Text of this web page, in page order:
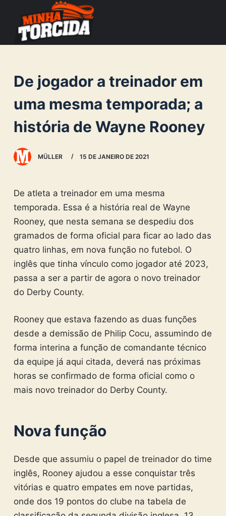
o
e
De jogador a treinador em
uma mesma temporada; a
história de Wayne Rooney
MÜLLER 15 DE JANEIRO DE 2021
De atleta a treinador em uma mesma
temporada. Essa é a história real de Wayne
Rooney, que nesta semana se despediu dos
gramados de forma oficial para ficar ao lado das
quatro linhas, em nova função no futebol. O
inglês que tinha vínculo como jogador até 2023,
passa a ser a partir de agora o novo treinador
do Derby County.
Rooney que estava fazendo as duas funções
desde a demissão de Philip Cocu, assumindo de
forma interina a função de comandante técnico
da equipe já aqui citada, deverá nas próximas
horas se confirmado de forma oficial como o
mais novo treinador do Derby County.
Nova função
Desde que assumiu o papel de treinador do time
inglês, Rooney ajudou a esse conquistar três
vitórias e quatro empates em nove partidas,
onde dos 19 pontos do clube na tabela de